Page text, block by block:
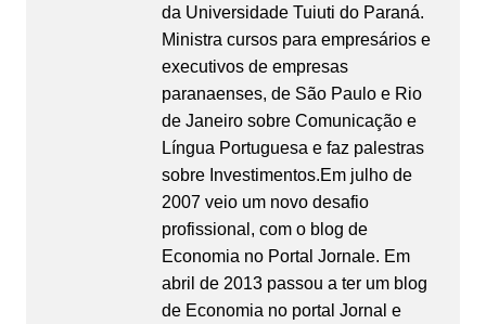
da Universidade Tuiuti do Paraná.
Ministra cursos para empresários e
executivos de empresas
paranaenses, de São Paulo e Rio
de Janeiro sobre Comunicação e
Língua Portuguesa e faz palestras
sobre Investimentos.Em julho de
2007 veio um novo desafio
profissional, com o blog de
Economia no Portal Jornale. Em
abril de 2013 passou a ter um blog
de Economia no portal Jornal e